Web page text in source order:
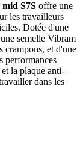
S7S offre une
les travailleurs
Dotée d'une
semelle Vibram
crampons, et d'une
performances
la plaque anti-
dans les